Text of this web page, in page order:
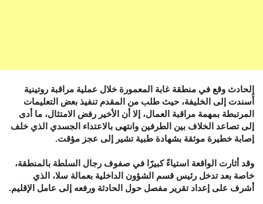
الحادث وقع في منطقة غابة المعمورة خلال عملية مراقبة روتينية
أُسندت إلى الخليفة، حيث طلب من المقدم تنفيذ بعض التعليمات
المرتبطة بمهمة مراقبة العمال، إلا أن الأخير رفض الامتثال، ما أدى
إلى تصاعد الخلاف بين الطرفين وانتهى بالاعتداء الجسدي الذي خلف
إصابة خطيرة موثقة بشهادة طبية تشير إلى عجز مؤقت.
وقد أثارت الواقعة استياءً كبيرًا في صفوف رجال السلطة بالمنطقة،
خاصة بعد تدخل رئيس قسم الشؤون الداخلية بعمالة سلا، الذي
أشرف على إعداد تقرير مفصل حول الحادثة ورفعه إلى عامل الإقليم.